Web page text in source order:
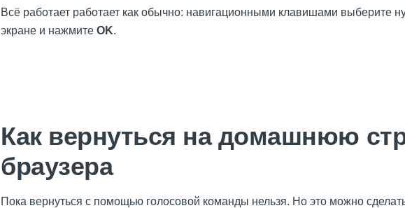
Всё работает работает как обычно: навигационными клавишами выберите
экране и нажмите OK.
Как вернуться на домашнюю
браузера
Пока вернуться с помощью голосовой команды нельзя. Но это можно